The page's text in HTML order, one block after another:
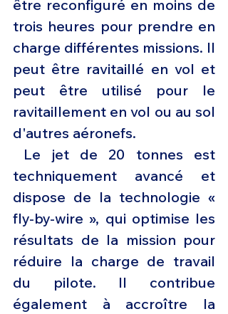
être reconfiguré en moins de
trois heures pour prendre en
charge différentes missions. Il
peut être ravitaillé en vol et
peut être utilisé pour le
ravitaillement en vol ou au sol
d'autres aéronefs.
Le jet de 20 tonnes est
techniquement avancé et
dispose de la technologie «
fly-by-wire », qui optimise les
résultats de la mission pour
réduire la charge de travail
du pilote. Il contribue
également à accroître la